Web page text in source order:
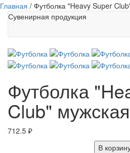
Главная / Футболка "Heavy Super
Сувенирная продукция
Футболка
Club"
712.5 ₽
В